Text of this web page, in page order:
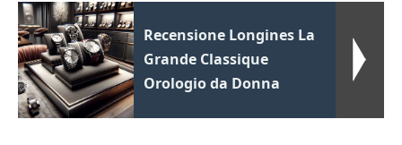
Recensione Longines La
Grande Classique
Orologio da Donna